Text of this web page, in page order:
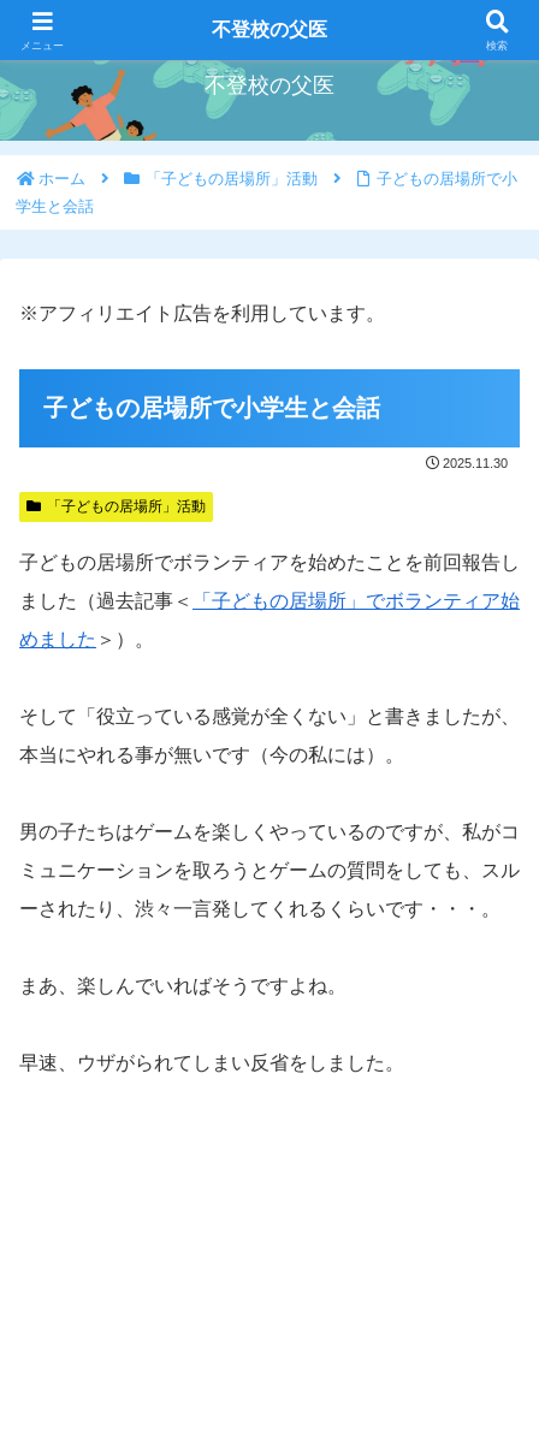
好きな事を好きな時にやろう
不登校の父医
ホーム 「子どもの居場所」活動
子どもの居場所で小
学生と会話
※アフィリエイト広告を利用しています。
子どもの居場所で小学生と会話
2025.11.30
「子どもの居場所」活動
子どもの居場所でボランティアを始めたことを前回報告し
ました（過去記事＜
「子どもの居場所」でボランティア始
めました ＞）。
そして「役立っている感覚が全くない」と書きましたが、
本当にやれる事が無いです（今の私には）。
男の子たちはゲームを楽しくやっているのですが、私がコ
ミュニケーションを取ろうとゲームの質問をしても、スル
ーされたり、渋々一言発してくれるくらいです・・・。
まあ、楽しんでいればそうですよね。
早速、ウザがられてしまい反省をしました。
メニュー
不登校の父医
検索